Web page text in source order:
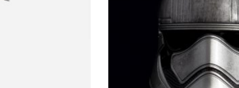
ADD TO CART